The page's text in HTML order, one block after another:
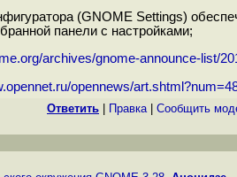
(GNOME Settings)
панели с настройками;
archives/gnome-announce-list/
opennews/
Ответить Правка| Cообщить